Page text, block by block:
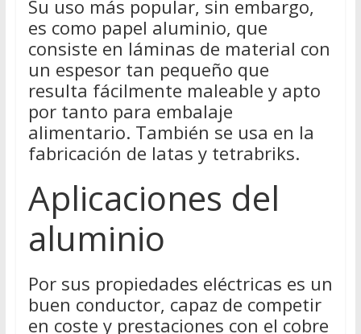
Su uso más popular, sin embargo,
es como papel aluminio, que
consiste en láminas de material con
un espesor tan pequeño que
resulta fácilmente maleable y apto
por tanto para embalaje
alimentario. También se usa en la
fabricación de latas y tetrabriks.
Aplicaciones del
aluminio
Por sus propiedades eléctricas es un
buen conductor, capaz de competir
en coste y prestaciones con el cobre